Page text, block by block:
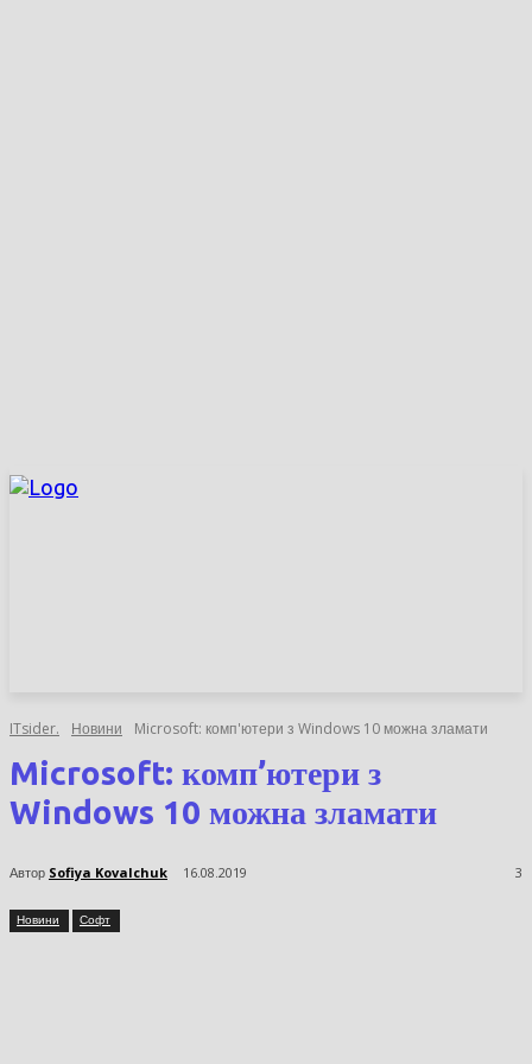
ITsider. Новини Microsoft: комп'ютери з Windows 10 можна зламати
Microsoft: комп’ютери з
Windows 10 можна зламати
Автор Sofiya Kovalchuk 16.08.2019 3
Новини Софт